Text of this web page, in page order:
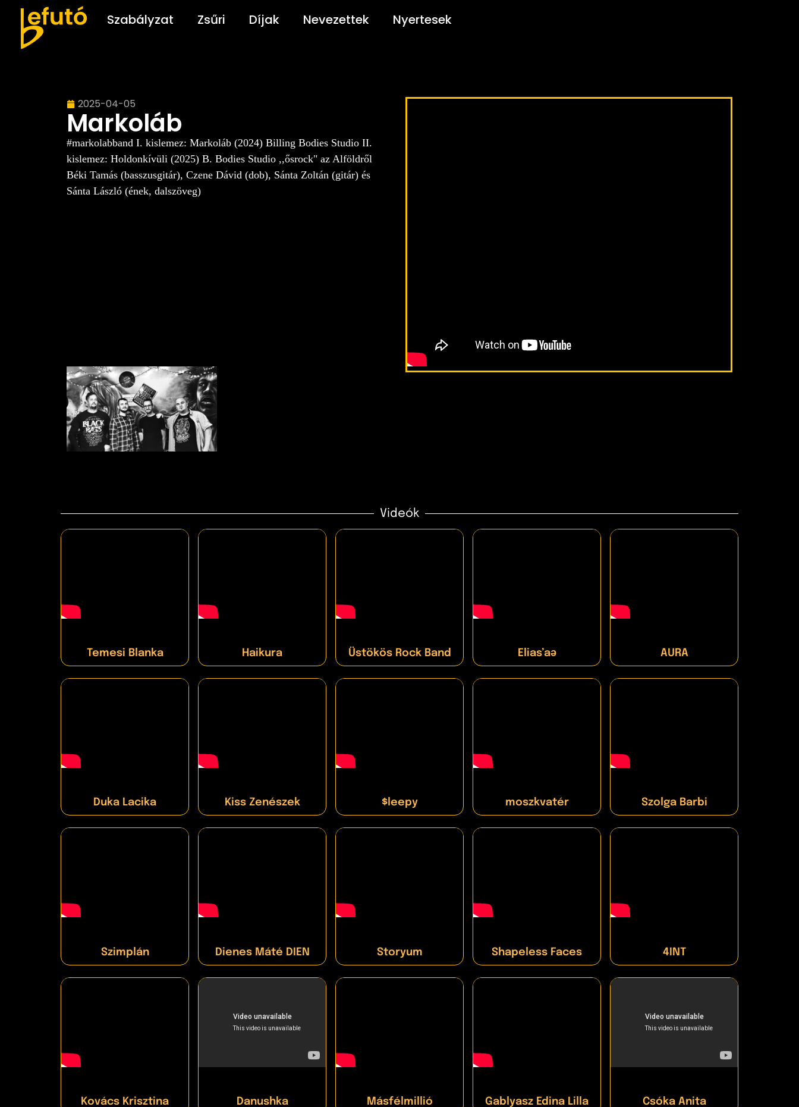
Szabályzat Zsűri Díjak Nevezettek Nyertesek
2025-04-05
Markoláb
#markolabband I. kislemez: Markoláb (2024) Billing Bodies Studio II.
kislemez: Holdonkívüli (2025) B. Bodies Studio ,,ősrock" az Alföldről
Béki Tamás (basszusgitár), Czene Dávid (dob), Sánta Zoltán (gitár) és
Sánta László (ének, dalszöveg)
Videók
Temesi Blanka Haikura Üstökös Rock Band Elias’aǝ AURA
Duka Lacika Kiss Zenészek $leepy moszkvatér Szolga Barbi
Szimplán Dienes Máté DIEN Storyum Shapeless Faces 4INT
Kovács Krisztina Danushka Másfélmillió Gablyasz Edina Lilla Csóka Anita